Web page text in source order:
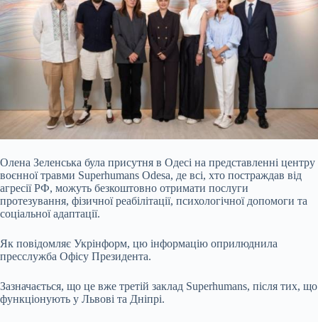
Олена Зеленська була присутня в Одесі на представленні центру
воєнної травми Superhumans Odesa, де всі, хто постраждав від
агресії РФ, можуть безкоштовно отримати послуги
протезування, фізичної реабілітації, психологічної допомоги та
соціальної адаптації.
Як повідомляє Укрінформ, цю інформацію оприлюднила
пресслужба Офісу Президента.
Зазначається, що це вже третій заклад Superhumans, після тих, що
функціонують у Львові та Дніпрі.